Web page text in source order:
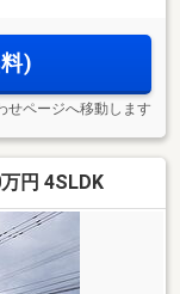
)
せページへ移動します
円 4SLDK